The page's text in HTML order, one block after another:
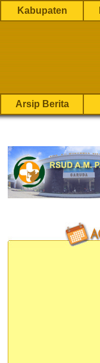
Kabupaten
Arsip Berita